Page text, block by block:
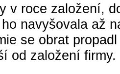
v roce založení,
navyšovala až
se obrat
od založení